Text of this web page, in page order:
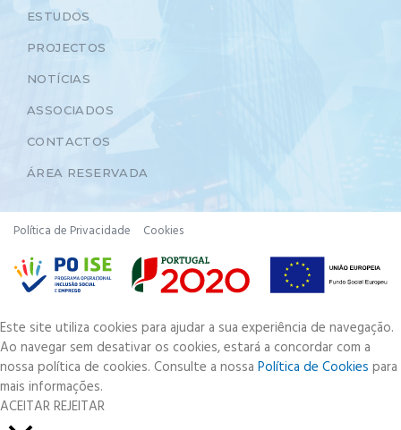
ESTUDOS
PROJECTOS
NOTÍCIAS
ASSOCIADOS
CONTACTOS
ÁREA RESERVADA
Política de Privacidade Cookies
Este site utiliza cookies para ajudar a sua experiência de navegação.
Ao navegar sem desativar os cookies, estará a concordar com a
nossa política de cookies. Consulte a nossa Política de Cookies para
mais informações.
ACEITARREJEITAR